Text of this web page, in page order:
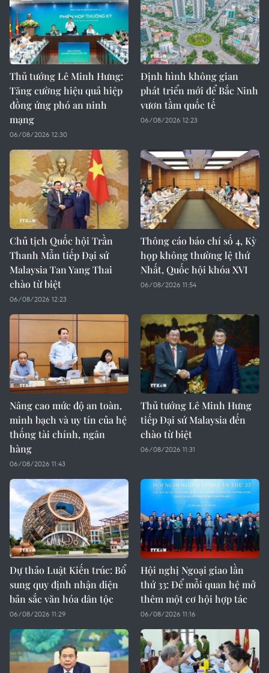
Thủ tướng Lê Minh Hưng:
Tăng cường hiệu quả hiệp
đồng ứng phó an ninh
mạng
06/08/2026 12:30
Định hình không gian
phát triển mới để Bắc Ninh
vươn tầm quốc tế
06/08/2026 12:23
Chủ tịch Quốc hội Trần
Thanh Mẫn tiếp Đại sứ
Malaysia Tan Yang Thai
chào từ biệt
06/08/2026 12:23
Thông cáo báo chí số 4, Kỳ
họp không thường lệ thứ
Nhất, Quốc hội khóa XVI
06/08/2026 11:54
Nâng cao mức độ an toàn,
minh bạch và uy tín của hệ
thống tài chính, ngân
hàng
06/08/2026 11:43
Thủ tướng Lê Minh Hưng
tiếp Đại sứ Malaysia đến
chào từ biệt
06/08/2026 11:31
Dự thảo Luật Kiến trúc: Bổ
sung quy định nhận diện
bản sắc văn hóa dân tộc
06/08/2026 11:29
Hội nghị Ngoại giao lần
thứ 33: Để mỗi quan hệ mở
thêm một cơ hội hợp tác
06/08/2026 11:16